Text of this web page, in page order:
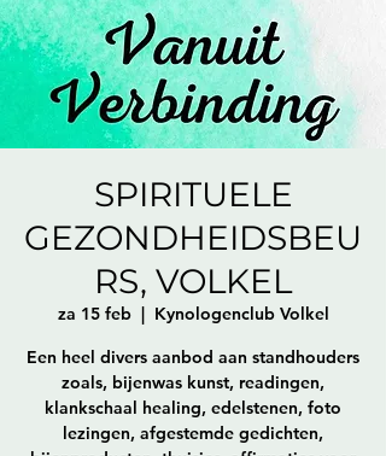
SPIRITUELE
GEZONDHEIDSBEU
RS, VOLKEL
za 15 feb
  |
Kynologenclub Volkel
Een heel divers aanbod aan standhouders
zoals, bijenwas kunst, readingen,
klankschaal healing, edelstenen, foto
lezingen, afgestemde gedichten,